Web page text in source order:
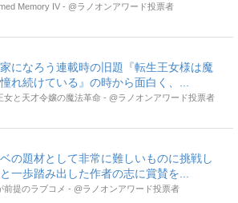
Memory IV - @ラノオンアワード投票者
になろう連載時の旧題『転生王女様は魔
れ続けている』の時から面白く、...
女と天才令嬢の魔法革命 - @ラノオンアワード投票者
の題材として非常に難しいものに挑戦し
一歩踏み出した作者の志に賞賛を...
前提のラブコメ - @ラノオンアワード投票者